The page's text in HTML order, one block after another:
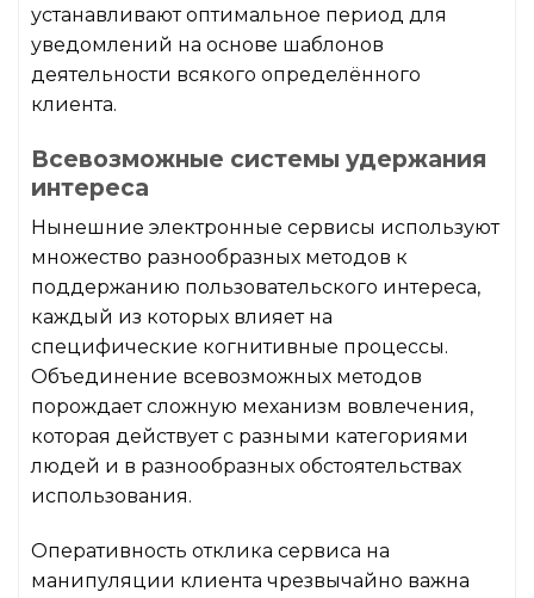
устанавливают оптимальное период для
уведомлений на основе шаблонов
деятельности всякого определённого
клиента.
Всевозможные системы удержания
интереса
Нынешние электронные сервисы используют
множество разнообразных методов к
поддержанию пользовательского интереса,
каждый из которых влияет на
специфические когнитивные процессы.
Объединение всевозможных методов
порождает сложную механизм вовлечения,
которая действует с разными категориями
людей и в разнообразных обстоятельствах
использования.
Оперативность отклика сервиса на
манипуляции клиента чрезвычайно важна